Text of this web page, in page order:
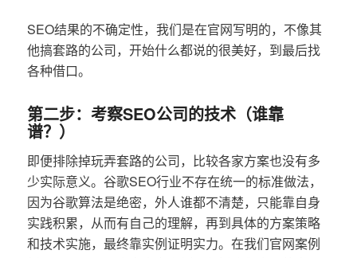
SEO结果的不确定性，我们是在官网写明的，不像其
他搞套路的公司，开始什么都说的很美好，到最后找
各种借口。
第二步：考察SEO公司的技术（谁靠
谱？）
即便排除掉玩弄套路的公司，比较各家方案也没有多
少实际意义。谷歌SEO行业不存在统一的标准做法，
因为谷歌算法是绝密，外人谁都不清楚，只能靠自身
实践积累，从而有自己的理解，再到具体的方案策略
和技术实施，最终靠实例证明实力。在我们官网案例